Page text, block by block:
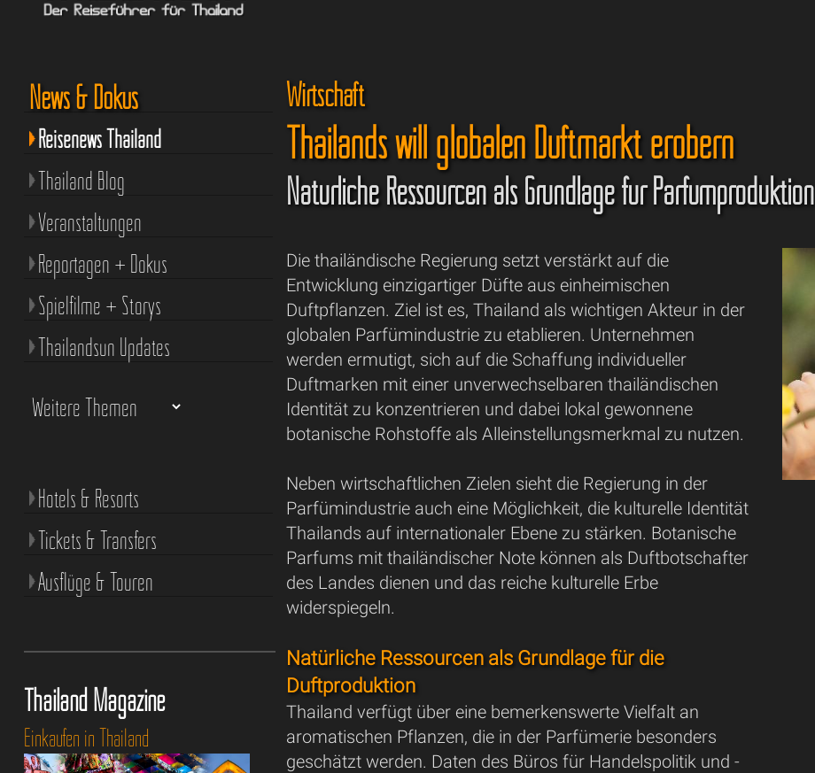
Wirtschaft
Thailands will globalen Duftmarkt erobern
Natürliche Ressourcen als Grundlage für Parfümproduktion
Die thailändische Regierung setzt verstärkt auf die
Entwicklung einzigartiger Düfte aus einheimischen
Duftpflanzen. Ziel ist es, Thailand als wichtigen Akteur in der
globalen Parfümindustrie zu etablieren. Unternehmen
werden ermutigt, sich auf die Schaffung individueller
Duftmarken mit einer unverwechselbaren thailändischen
Identität zu konzentrieren und dabei lokal gewonnene
botanische Rohstoffe als Alleinstellungsmerkmal zu nutzen.
Neben wirtschaftlichen Zielen sieht die Regierung in der
Parfümindustrie auch eine Möglichkeit, die kulturelle Identität
Thailands auf internationaler Ebene zu stärken. Botanische
Parfums mit thailändischer Note können als Duftbotschafter
des Landes dienen und das reiche kulturelle Erbe
widerspiegeln.
Natürliche Ressourcen als Grundlage für die
Duftproduktion
Thailand verfügt über eine bemerkenswerte Vielfalt an
aromatischen Pflanzen, die in der Parfümerie besonders
geschätzt werden. Daten des Büros für Handelspolitik und -
News & Dokus
Reisenews Thailand
Thailand Blog
Veranstaltungen
Reportagen + Dokus
Spielfilme + Storys
Thailandsun Updates
Hotels & Resorts
Tickets & Transfers
Ausflüge & Touren
Thailand Magazine
Einkaufen in Thailand